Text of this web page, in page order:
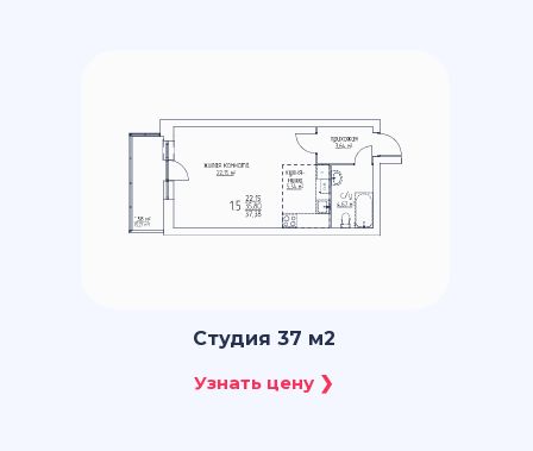
Студия 37 м2